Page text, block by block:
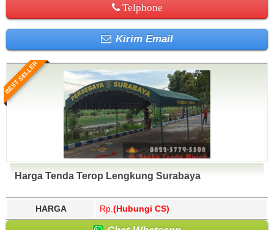
Telphone
Kirim Email
BEST SELLER
Harga Tenda Terop Lengkung Surabaya
HARGA Rp. (Hubungi CS)